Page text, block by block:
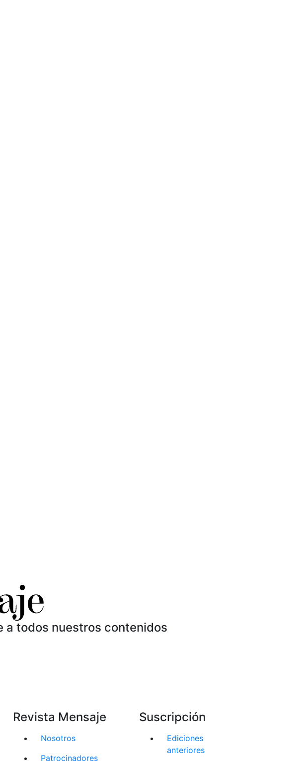
a todos nuestros contenidos
Revista Mensaje
Nosotros
Patrocinadores
Suscripción
Ediciones
anteriores